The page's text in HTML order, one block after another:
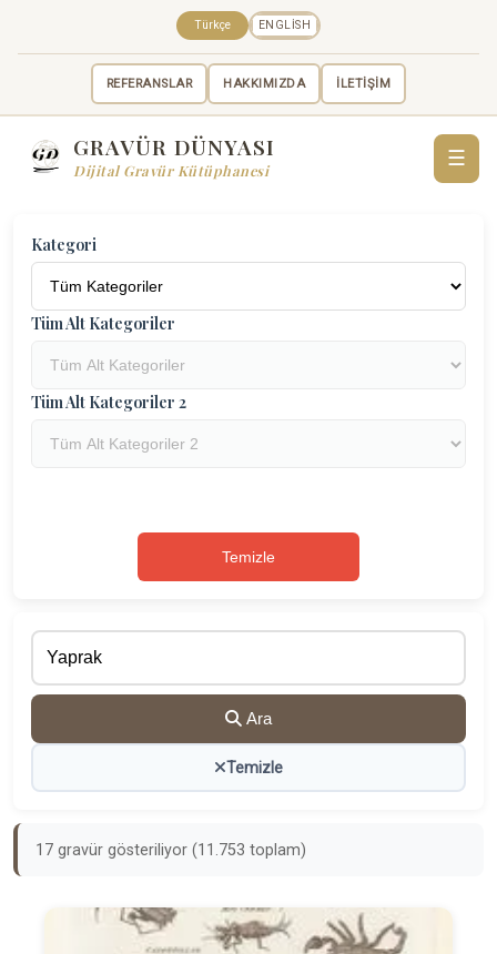
REFERANSLAR HAKKIMIZDA İLETİŞİM
Türkçe ENGLISH
GRAVÜR DÜNYASI
Dijital Gravür Kütüphanesi
☰
Kategori
Tüm Alt Kategoriler
Tüm Alt Kategoriler 2
Temizle
Ara
Temizle
17 gravür gösteriliyor (11.753 toplam)